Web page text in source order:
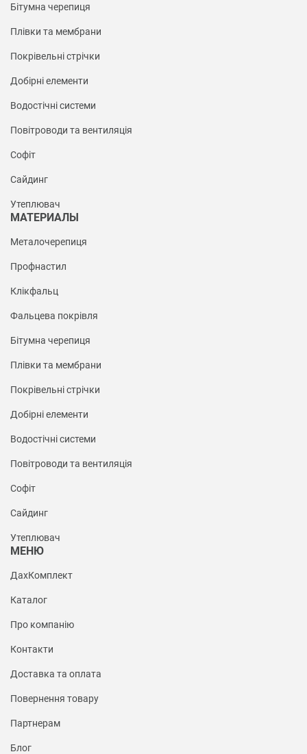
Бітумна черепиця
Плівки та мембрани
Покрівельні стрічки
Добірні елементи
Водостічні системи
Повітроводи та вентиляція
Софіт
Сайдинг
Утеплювач
МАТЕРИАЛЫ
Металочерепиця
Профнастил
Клікфальц
Фальцева покрівля
Бітумна черепиця
Плівки та мембрани
Покрівельні стрічки
Добірні елементи
Водостічні системи
Повітроводи та вентиляція
Софіт
Сайдинг
Утеплювач
МЕНЮ
ДахКомплект
Каталог
Про компанію
Контакти
Доставка та оплата
Повернення товару
Партнерам
Блог